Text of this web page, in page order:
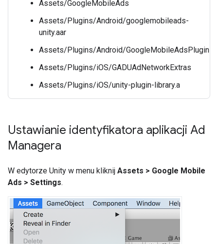
Assets/GoogleMobileAds
Assets/Plugins/Android/googlemobileads-
unity.aar
Assets/Plugins/Android/GoogleMobileAdsPlugin
Assets/Plugins/iOS/GADUAdNetworkExtras
Assets/Plugins/iOS/unity-plugin-library.a
Ustawianie identyfikatora aplikacji Ad
Managera
W edytorze Unity w menu kliknij Assets > Google Mobile
Ads > Settings.